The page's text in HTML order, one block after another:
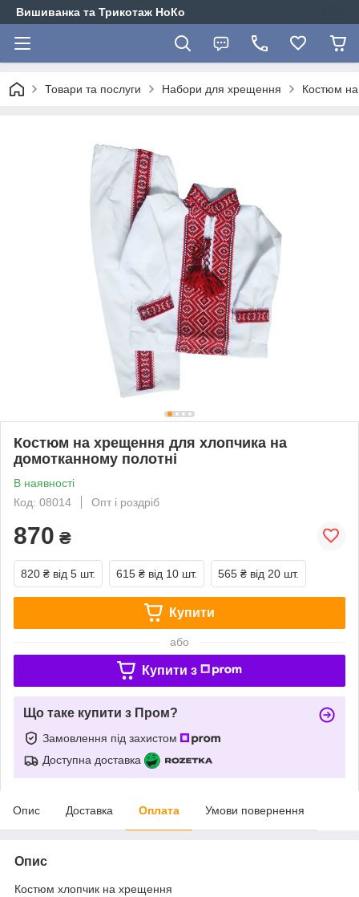
Вишиванка та Трикотаж НоКо
Товари та послуги Набори для хрещення Костюм
Костюм на хрещення для хлопчика на
домотканному полотні
В наявності
Код: 08014
Опт і роздріб
870 ₴
820 ₴ від 5 шт. 615 ₴ від 10 шт. 565 ₴ від 20 шт.
Купити
або
Купити з
Що таке купити з Пром?
Замовлення під захистом
Доступна доставка
Опис Доставка Оплата Умови повернення
Опис
Костюм хлопчик на хрещення